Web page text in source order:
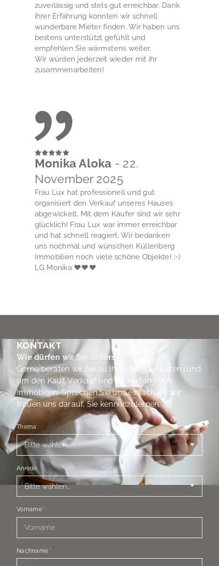
zuverlässig und stets gut erreichbar. Dank
ihrer Erfahrung konnten wir schnell
wunderbare Mieter finden. Wir haben uns
bestens unterstützt gefühlt und
empfehlen Sie wärmstens weiter.
Wir würden jederzeit wieder mit ihr
zusammenarbeiten!
Monika Aloka - 22.
November 2025
Frau Lux hat professionell und gut
organisiert den Verkauf unseres Hauses
abgewickelt. Mit dem Käufer sind wir sehr
glücklich! Frau Lux war immer erreichbar
und hat schnell reagiert. Wir bedanken
uns nochmal und wünschen Küllenberg
Immobilien noch viele schöne Objekte! ;-)
LG Monika ♥♥♥
KONTAKT
Wie dürfen wir Sie unterstützen?
Gerne beraten wir Sie zu Ihren Möglichkeiten rund
um den Kauf, Verkauf und Bewertung von
Immobilien. Sprechen Sie uns einfach an, wir
freuen uns darauf, Sie kennenzulernen.
Thema
Anrede
Vorname *
Nachname *